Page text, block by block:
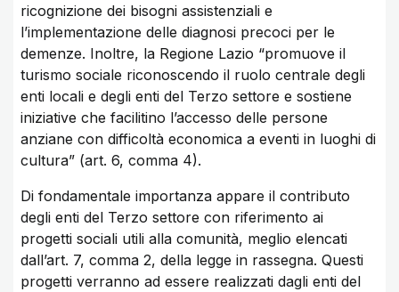
ricognizione dei bisogni assistenziali e
l’implementazione delle diagnosi precoci per le
demenze. Inoltre, la Regione Lazio “promuove il
turismo sociale riconoscendo il ruolo centrale degli
enti locali e degli enti del Terzo settore e sostiene
iniziative che facilitino l’accesso delle persone
anziane con difficoltà economica a eventi in luoghi di
cultura” (art. 6, comma 4).
Di fondamentale importanza appare il contributo
degli enti del Terzo settore con riferimento ai
progetti sociali utili alla comunità, meglio elencati
dall’art. 7, comma 2, della legge in rassegna. Questi
progetti verranno ad essere realizzati dagli enti del